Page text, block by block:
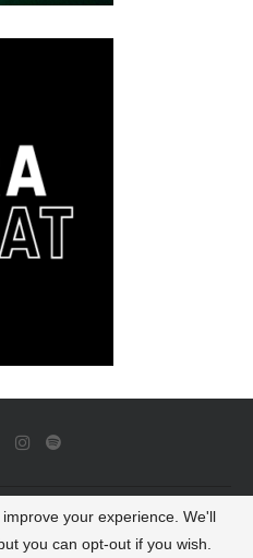
All Rights Reserved
your experience. We'll
you can opt-out if you wish.